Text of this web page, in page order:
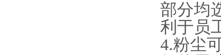
部分均
利于员
4.粉尘